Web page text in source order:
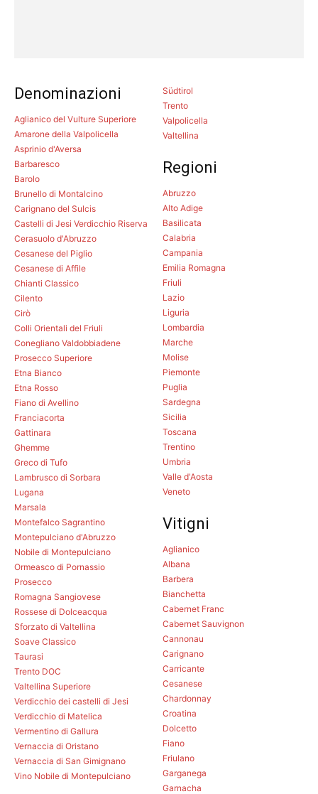
Denominazioni
Aglianico del Vulture Superiore
Amarone della Valpolicella
Asprinio d'Aversa
Barbaresco
Barolo
Brunello di Montalcino
Carignano del Sulcis
Castelli di Jesi Verdicchio Riserva
Cerasuolo d'Abruzzo
Cesanese del Piglio
Cesanese di Affile
Chianti Classico
Cilento
Cirò
Colli Orientali del Friuli
Conegliano Valdobbiadene
Prosecco Superiore
Etna Bianco
Etna Rosso
Fiano di Avellino
Franciacorta
Gattinara
Ghemme
Greco di Tufo
Lambrusco di Sorbara
Lugana
Marsala
Montefalco Sagrantino
Montepulciano d'Abruzzo
Nobile di Montepulciano
Ormeasco di Pornassio
Prosecco
Romagna Sangiovese
Rossese di Dolceacqua
Sforzato di Valtellina
Soave Classico
Taurasi
Trento DOC
Valtellina Superiore
Verdicchio dei castelli di Jesi
Verdicchio di Matelica
Vermentino di Gallura
Vernaccia di Oristano
Vernaccia di San Gimignano
Vino Nobile di Montepulciano
Südtirol
Trento
Valpolicella
Valtellina
Regioni
Abruzzo
Alto Adige
Basilicata
Calabria
Campania
Emilia Romagna
Friuli
Lazio
Liguria
Lombardia
Marche
Molise
Piemonte
Puglia
Sardegna
Sicilia
Toscana
Trentino
Umbria
Valle d'Aosta
Veneto
Vitigni
Aglianico
Albana
Barbera
Bianchetta
Cabernet Franc
Cabernet Sauvignon
Cannonau
Carignano
Carricante
Cesanese
Chardonnay
Croatina
Dolcetto
Fiano
Friulano
Garganega
Garnacha